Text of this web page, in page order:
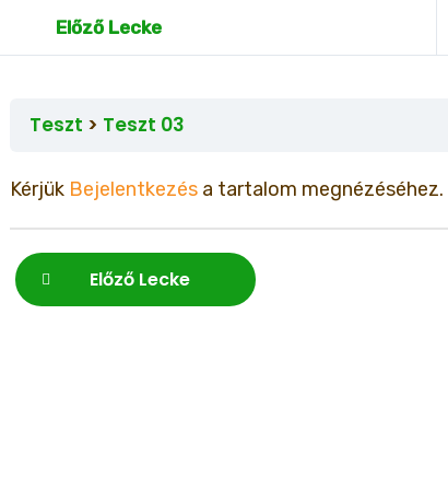
Előző Lecke
Teszt Teszt 03
Kérjük Bejelentkezés a tartalom megnézéséhez.
Előző Lecke